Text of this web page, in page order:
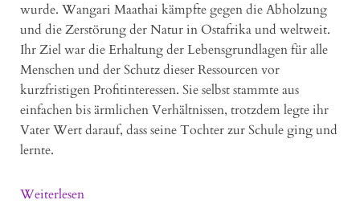
wurde. Wangari Maathai kämpfte gegen die Abholzung
und die Zerstörung der Natur in Ostafrika und weltweit.
Ihr Ziel war die Erhaltung der Lebensgrundlagen für alle
Menschen und der Schutz dieser Ressourcen vor
kurzfristigen Profitinteressen. Sie selbst stammte aus
einfachen bis ärmlichen Verhältnissen, trotzdem legte ihr
Vater Wert darauf, dass seine Tochter zur Schule ging und
lernte.
Weiterlesen